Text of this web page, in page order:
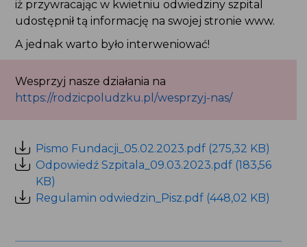
iż przywracając w kwietniu odwiedziny szpital
udostępnił tą informację na swojej stronie www.
A jednak warto było interweniować!
Wesprzyj nasze działania na
https://rodzicpoludzku.pl/wesprzyj-nas/
Pismo Fundacji_05.02.2023.pdf (275,32 KB)
Odpowiedź Szpitala_09.03.2023.pdf (183,56
KB)
Regulamin odwiedzin_Pisz.pdf (448,02 KB)